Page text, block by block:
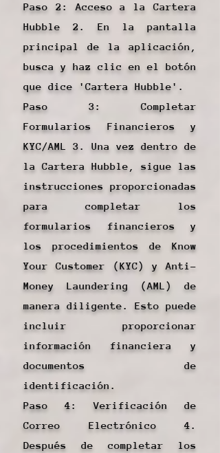
Paso 2: Acceso a la Cartera
Hubble 2. En la pantalla
principal de la aplicación,
busca y haz clic en el botón
que dice 'Cartera Hubble'.
Paso 3: Completar
Formularios Financieros y
KYC/AML 3. Una vez dentro de
la Cartera Hubble, sigue las
instrucciones proporcionadas
para completar los
formularios financieros y
los procedimientos de Know
Your Customer (KYC) y Anti-
Money Laundering (AML) de
manera diligente. Esto puede
incluir proporcionar
información financiera y
documentos de
identificación.
Paso 4: Verificación de
Correo Electrónico 4.
Después de completar los